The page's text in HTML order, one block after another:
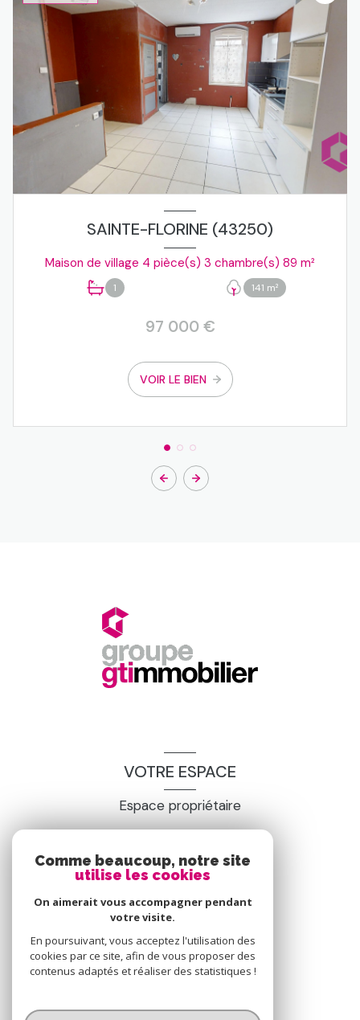
SAINTE-FLORINE (43250)
Maison de village 4 pièce(s) 3 chambre(s) 89 m²
1 141 m²
97 000 €
VOIR LE BIEN
VOTRE ESPACE
Espace propriétaire
SE CONNECTER
© 2026 | Tous droits réservés
Comme beaucoup, notre site
utilise les cookies
On aimerait vous accompagner pendant
votre visite.
En poursuivant, vous acceptez l'utilisation des
cookies par ce site, afin de vous proposer des
contenus adaptés et réaliser des statistiques !